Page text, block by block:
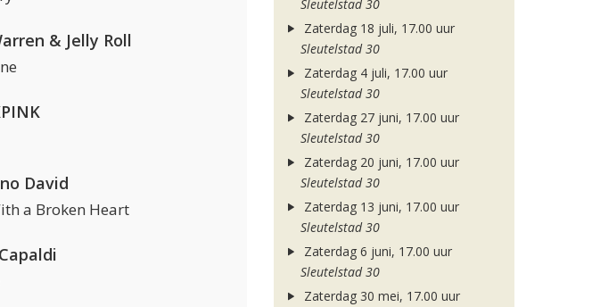
& Jelly Roll
David
a Broken Heart
Sleutelstad 30
Zaterdag 18 juli, 17.00 uur
Sleutelstad 30
Zaterdag 4 juli, 17.00 uur
Sleutelstad 30
Zaterdag 27 juni, 17.00 uur
Sleutelstad 30
Zaterdag 20 juni, 17.00 uur
Sleutelstad 30
Zaterdag 13 juni, 17.00 uur
Sleutelstad 30
Zaterdag 6 juni, 17.00 uur
Sleutelstad 30
Zaterdag 30 mei, 17.00 uur